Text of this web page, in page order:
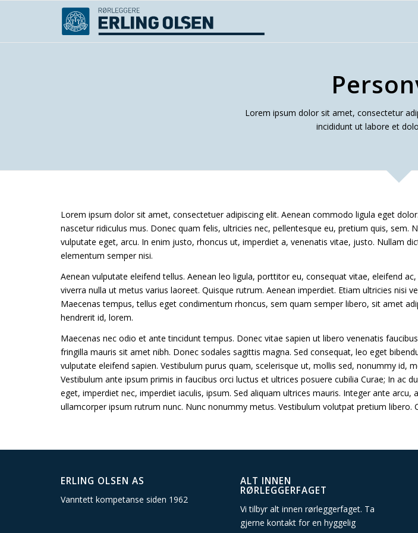
Lorem ipsum dolor sit amet, consectetur
incididunt ut labore et
Lorem ipsum dolor sit amet, consectetuer adipiscing elit. Aenean commodo ligula eget
nascetur ridiculus mus. Donec quam felis, ultricies nec, pellentesque eu, pretium quis,
vulputate eget, arcu. In enim justo, rhoncus ut, imperdiet a, venenatis vitae, justo. Nullam
elementum semper nisi.
Aenean vulputate eleifend tellus. Aenean leo ligula, porttitor eu, consequat vitae, eleifend
viverra nulla ut metus varius laoreet. Quisque rutrum. Aenean imperdiet. Etiam ultricies nisi
Maecenas tempus, tellus eget condimentum rhoncus, sem quam semper libero, sit amet
hendrerit id, lorem.
Maecenas nec odio et ante tincidunt tempus. Donec vitae sapien ut libero venenatis
fringilla mauris sit amet nibh. Donec sodales sagittis magna. Sed consequat, leo eget
vulputate eleifend sapien. Vestibulum purus quam, scelerisque ut, mollis sed, nonummy id,
Vestibulum ante ipsum primis in faucibus orci luctus et ultrices posuere cubilia Curae; In
eget, imperdiet nec, imperdiet iaculis, ipsum. Sed aliquam ultrices mauris. Integer ante
ullamcorper ipsum rutrum nunc. Nunc nonummy metus. Vestibulum volutpat pretium libero.
ERLING OLSEN AS
Vanntett kompetanse siden 1962
ALT INNEN
RØRLEGGERFAGET
Vi tilbyr alt innen rørleggerfaget. Ta
gjerne kontakt for en hyggelig